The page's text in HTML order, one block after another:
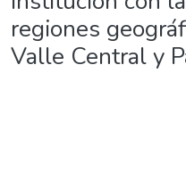
regiones
Valle Central y